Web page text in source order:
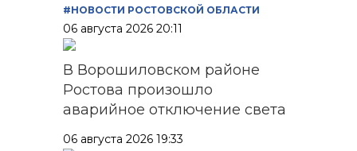
#НОВОСТИ РОСТОВСКОЙ ОБЛАСТИ
06 августа 2026 20:11
В Ворошиловском районе
Ростова произошло
аварийное отключение света
06 августа 2026 19:33